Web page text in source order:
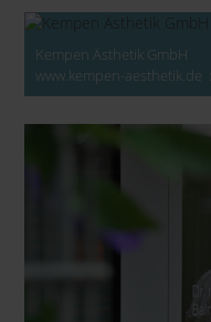
Kempen Ästhetik GmbH
www.kempen-aesthetik.de